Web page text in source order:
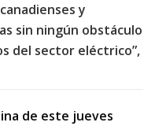
y
sin ningún obstáculo
del sector eléctrico”,
de este jueves